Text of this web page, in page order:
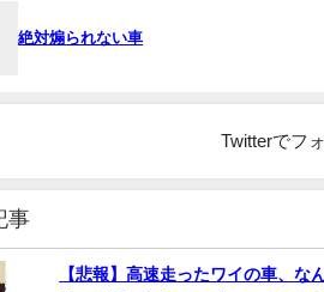
絶対煽られない車
Twitterでフ
事
【悲報】高速走ったワイの車、な